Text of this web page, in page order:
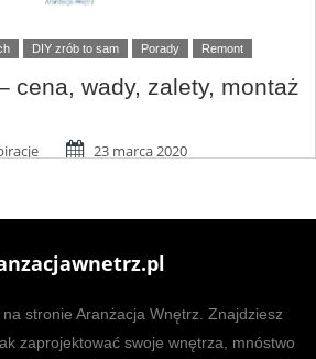
DIY zrób to sam Porady Remont
cena, wady, zalety, montaż
23 marca 2020
stronie Aranżacja Wnętrz. Znajdziesz
zaprojektować swoje wnętrza, mnóstwo